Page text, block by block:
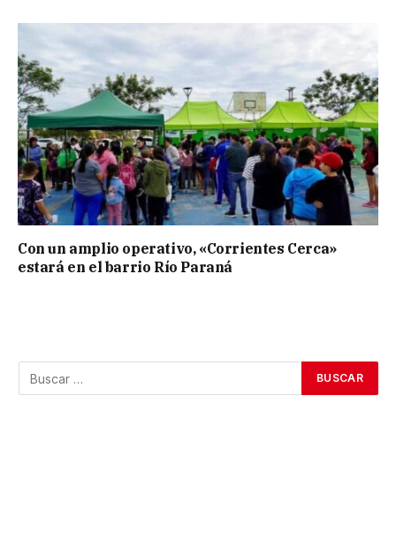
Con un amplio operativo, «Corrientes Cerca»
estará en el barrio Río Paraná